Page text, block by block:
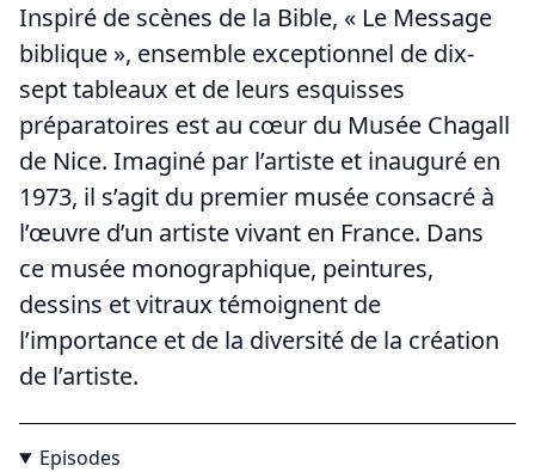
Inspiré de scènes de la Bible, « Le Message
biblique », ensemble exceptionnel de dix-
sept tableaux et de leurs esquisses
préparatoires est au cœur du Musée Chagall
de Nice. Imaginé par l’artiste et inauguré en
1973, il s’agit du premier musée consacré à
l’œuvre d’un artiste vivant en France. Dans
ce musée monographique, peintures,
dessins et vitraux témoignent de
l’importance et de la diversité de la création
de l’artiste.
Episodes